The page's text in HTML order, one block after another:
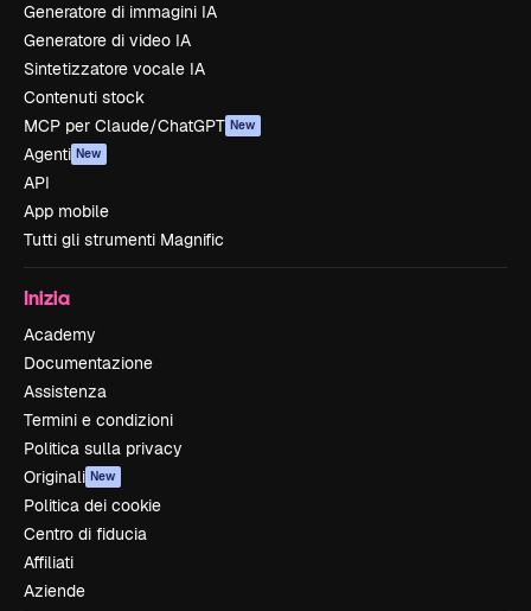
Generatore di immagini IA
Generatore di video IA
Sintetizzatore vocale IA
Contenuti stock
MCP per Claude/ChatGPT New
Agenti New
API
App mobile
Tutti gli strumenti Magnific
Inizia
Academy
Documentazione
Assistenza
Termini e condizioni
Politica sulla privacy
Originali New
Politica dei cookie
Centro di fiducia
Affiliati
Aziende